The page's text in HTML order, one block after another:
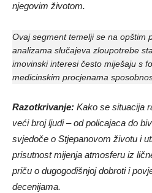
njegovim životom.
Ovaj segment temelji se na opštim
analizama slučajeva zloupotrebe
imovinski interesi često miješaju s
medicinskim procjenama
Razotkrivanje: Kako se situacija
veći broj ljudi – od policajaca do
svjedoče o Stjepanovom životu i
prisutnost mijenja atmosferu iz
priču o dugogodišnjoj dobroti i
decenijama.